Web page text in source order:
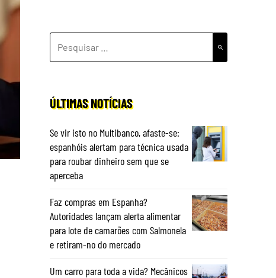
POR:
ÚLTIMAS NOTÍCIAS
Se vir isto no Multibanco, afaste-se:
espanhóis alertam para técnica usada
para roubar dinheiro sem que se
aperceba
Faz compras em Espanha?
Autoridades lançam alerta alimentar
para lote de camarões com Salmonela
e retiram-no do mercado
Um carro para toda a vida? Mecânicos